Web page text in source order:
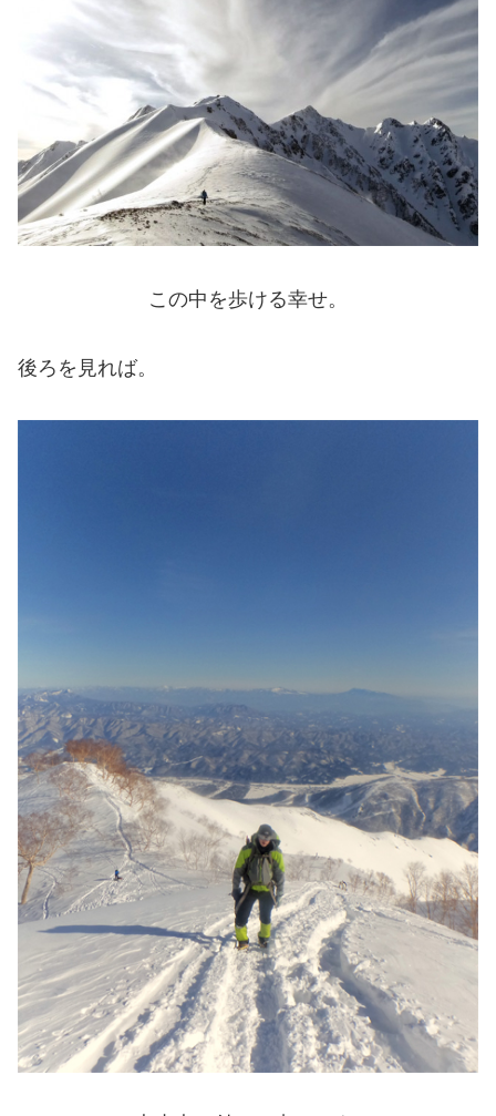
この中を歩ける幸せ。
後ろを見れば。